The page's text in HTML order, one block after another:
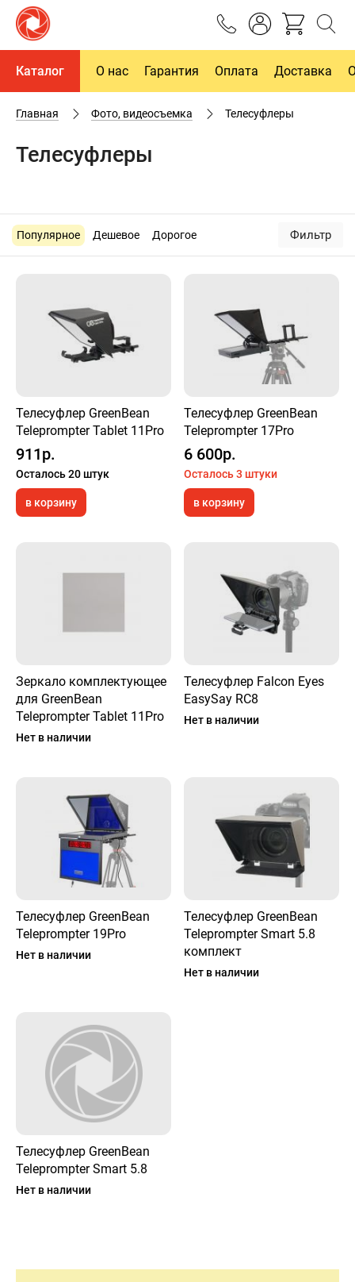
Каталог О нас Гарантия Оплата Доставка
Главная Фото, видеосъемка Телесуфлеры
Телесуфлеры
Популярное Дешевое Дорогое Фильтр
Телесуфлер GreenBean
Teleprompter Tablet 11Pro
911р.
Осталось 20 штук
в корзину
Телесуфлер GreenBean
Teleprompter 17Pro
6 600р.
Осталось 3 штуки
в корзину
Зеркало комплектующее
для GreenBean
Teleprompter Tablet 11Pro
Нет в наличии
Телесуфлер Falcon Eyes
EasySay RC8
Нет в наличии
Телесуфлер GreenBean
Teleprompter 19Pro
Нет в наличии
Телесуфлер GreenBean
Teleprompter Smart 5.8
комплект
Нет в наличии
Телесуфлер GreenBean
Teleprompter Smart 5.8
Нет в наличии